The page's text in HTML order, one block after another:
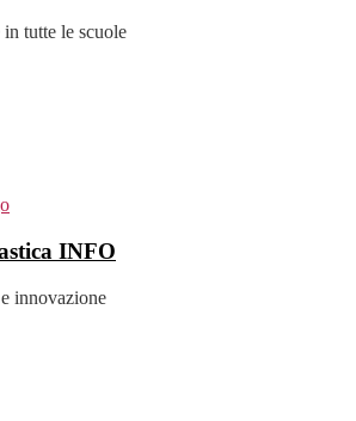
tutte le scuole
INFO
innovazione